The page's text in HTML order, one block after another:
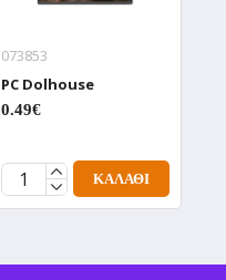
073853
PC Dolhouse
0.49€
ΚΑΛΆΘΙ